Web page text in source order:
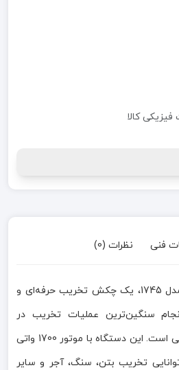
کالا
فنی نظرات (0)
دریل بتن کن تخریب نک مدل 1745، یک چکش تخریب حرفه‌ای و
سنگین‌ترین عملیات تخریب در
پروژه‌های ساختمانی و عمرانی است. این دستگاه با موتور 1700 واتی
45 ژول، توانایی تخریب بتن، سنگ، آجر و سایر